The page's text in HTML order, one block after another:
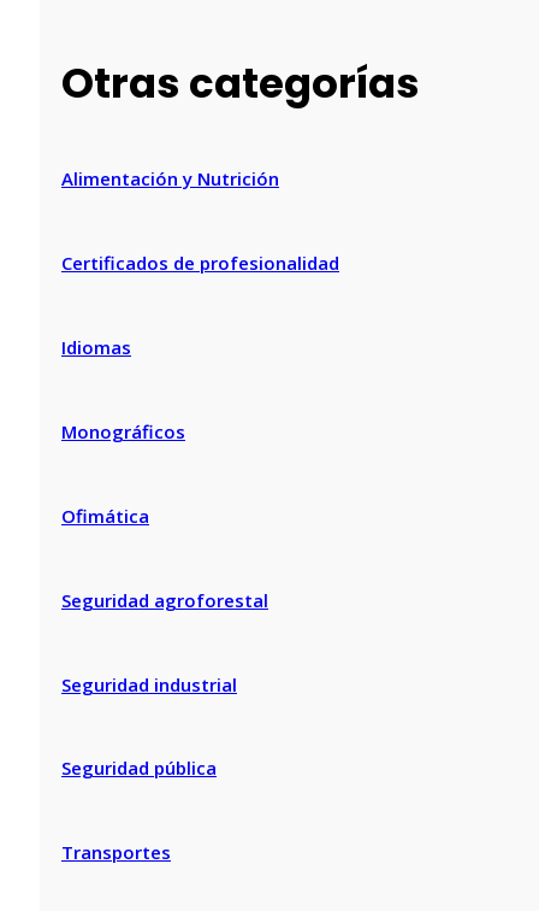
Otras categorías
Alimentación y Nutrición
Certificados de profesionalidad
Idiomas
Monográficos
Ofimática
Seguridad agroforestal
Seguridad industrial
Seguridad pública
Transportes